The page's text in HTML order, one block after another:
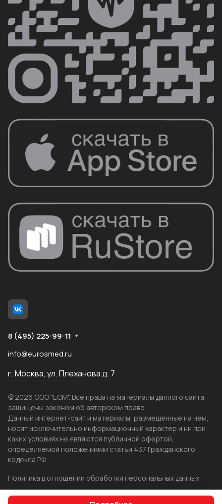
8 (495) 225-99-11
info@eurosmed.ru
г. Москва, ул. Плеханова д. 7
© 2026 ООО "ЕСМ". Все права на материалы данного сайта
защищены законом об авторском праве.
Данный интернет-сайт и материалы, размещенные на нем,
носят исключительно информационный характер и ни при
каких условиях не являются публичной офертой,
определяемой положениями статьи 437 Гражданского
кодекса РФ.
Политика в отношении обработки персональных данных
Создание сайта WRP